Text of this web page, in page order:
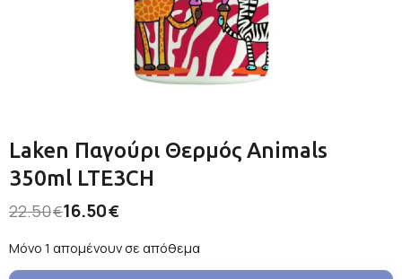
Laken Παγούρι Θερμός Animals
350ml LTE3CH
22.50€16.50€
Μόνο 1 απομένουν σε απόθεμα